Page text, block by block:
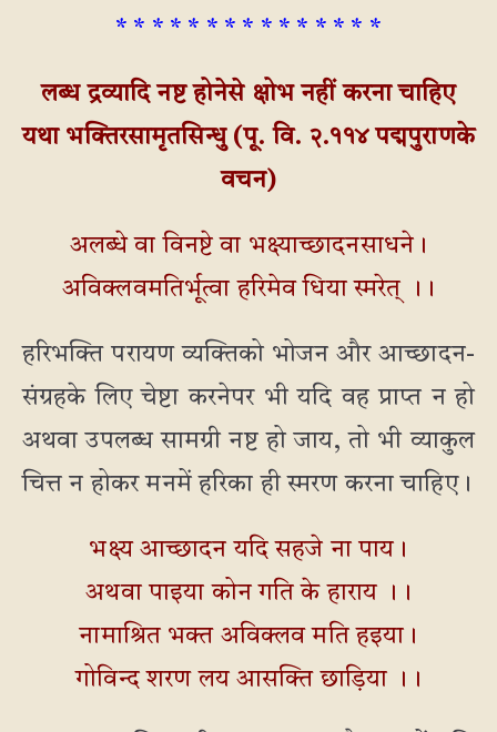
* * * * * * * * * * * * * * *
लब्ध द्रव्यादि नष्ट होनेसे क्षोभ नहीं करना चाहिए
यथा भक्तिरसामृतसिन्धु (पू. वि. २.११४ पद्मपुराणके
वचन)
अलब्धे वा विनष्टे वा भक्ष्याच्छादनसाधने।
अविक्लवमतिर्भूत्वा हरिमेव धिया स्मरेत् ।।
हरिभक्ति परायण व्यक्तिको भोजन और आच्छादन-
संग्रहके लिए चेष्टा करनेपर भी यदि वह प्राप्त न हो
अथवा उपलब्ध सामग्री नष्ट हो जाय, तो भी व्याकुल
चित्त न होकर मनमें हरिका ही स्मरण करना चाहिए।
भक्ष्य आच्छादन यदि सहजे ना पाय।
अथवा पाइया कोन गति के हाराय ।।
नामाश्रित भक्त अविक्लव मति हइया।
गोविन्द शरण लय आसक्ति छाड़िया ।।